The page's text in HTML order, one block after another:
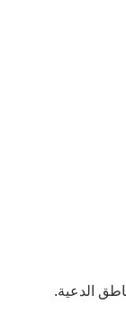
الدعية.